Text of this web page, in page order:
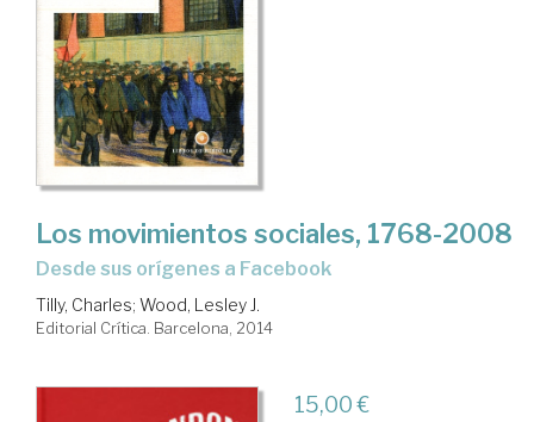
Los movimientos sociales, 1768-2008
desde sus orígenes a Facebook
Tilly, Charles; Wood, Lesley J.
Editorial Crítica. Barcelona, 2014
15,00 €